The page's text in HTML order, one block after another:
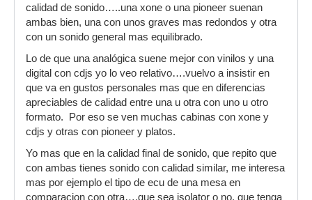
calidad de sonido…..una xone o una pioneer suenan
ambas bien, una con unos graves mas redondos y otra
con un sonido general mas equilibrado.
Lo de que una analógica suene mejor con vinilos y una
digital con cdjs yo lo veo relativo….vuelvo a insistir en
que va en gustos personales mas que en diferencias
apreciables de calidad entre una u otra con uno u otro
formato. Por eso se ven muchas cabinas con xone y
cdjs y otras con pioneer y platos.
Yo mas que en la calidad final de sonido, que repito que
con ambas tienes sonido con calidad similar, me interesa
mas por ejemplo el tipo de ecu de una mesa en
comparacion con otra….que sea isolator o no, que tenga